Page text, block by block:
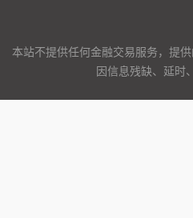
本站不提供任何金融交易服务，提
因信息残缺、延时